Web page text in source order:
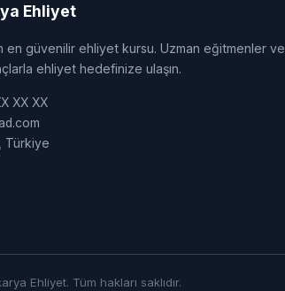
Ehliyet
en güvenilir ehliyet kursu. Uzman eğitmenler ve
ehliyet hedefinize ulaşın.
XX XX
Türkiye
Ehliyet. Tüm hakları saklıdır.